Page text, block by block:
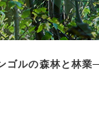
ゴルの森林と林業